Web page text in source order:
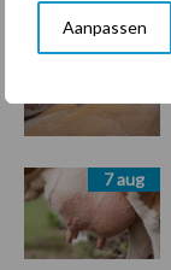
Aanpassen
Sidebar
7 aug
7 aug